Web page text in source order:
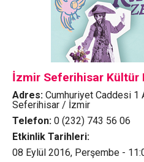
İzmir Seferihisar Kültür
Adres: Cumhuriyet Caddesi 1
Seferihisar / İzmir
Telefon: 0 (232) 743 56 06
Etkinlik Tarihleri:
08 Eylül 2016, Perşembe -